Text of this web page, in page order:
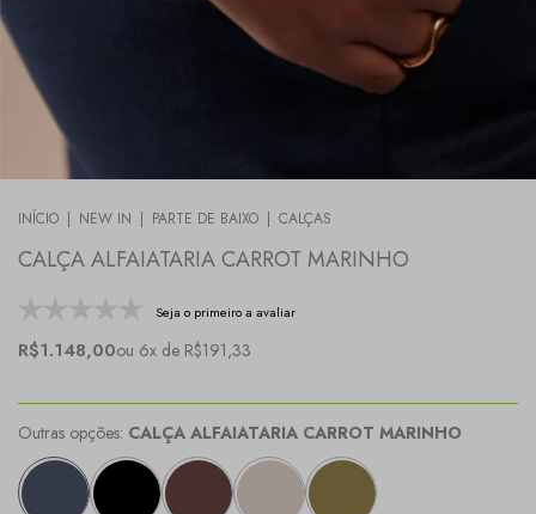
INÍCIO | NEW IN | PARTE DE BAIXO | CALÇAS
CALÇA ALFAIATARIA CARROT MARINHO
Seja o primeiro a avaliar
R$1.148,00ou 6x de R$191,33
Outras opções: CALÇA ALFAIATARIA CARROT MARINHO